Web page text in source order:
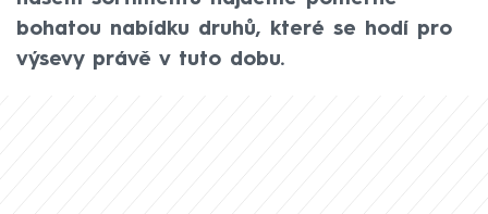
bohatou nabídku druhů, které se hodí pro
výsevy právě v tuto dobu.